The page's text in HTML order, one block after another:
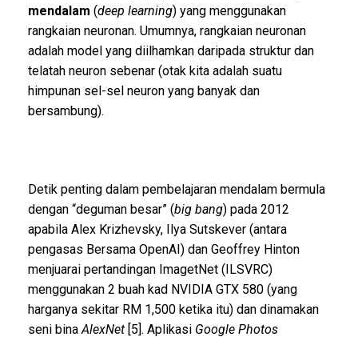
mendalam (deep learning) yang menggunakan
rangkaian neuronan. Umumnya, rangkaian neuronan
adalah model yang diilhamkan daripada struktur dan
telatah neuron sebenar (otak kita adalah suatu
himpunan sel-sel neuron yang banyak dan
bersambung).
Detik penting dalam pembelajaran mendalam bermula
dengan “deguman besar” (big bang) pada 2012
apabila Alex Krizhevsky, Ilya Sutskever (antara
pengasas Bersama OpenAI) dan Geoffrey Hinton
menjuarai pertandingan ImagetNet (ILSVRC)
menggunakan 2 buah kad NVIDIA GTX 580 (yang
harganya sekitar RM 1,500 ketika itu) dan dinamakan
seni binaAlexNet [5]. Aplikasi Google Photos